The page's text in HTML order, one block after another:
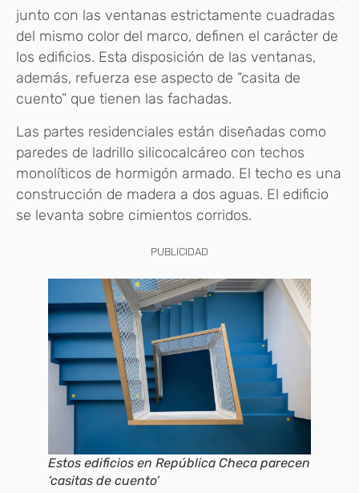
junto con las ventanas estrictamente cuadradas
del mismo color del marco, definen el carácter de
los edificios. Esta disposición de las ventanas,
además, refuerza ese aspecto de “casita de
cuento” que tienen las fachadas.
Las partes residenciales están diseñadas como
paredes de ladrillo silicocalcáreo con techos
monolíticos de hormigón armado. El techo es una
construcción de madera a dos aguas. El edificio
se levanta sobre cimientos corridos.
PUBLICIDAD
Estos edificios en República Checa parecen
‘casitas de cuento’